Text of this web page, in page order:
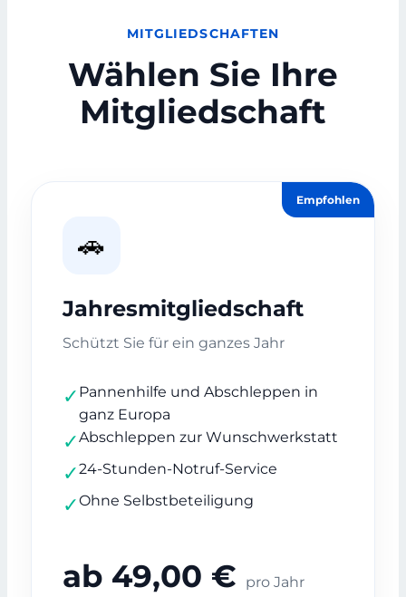
MITGLIEDSCHAFTEN
Wählen Sie Ihre
Mitgliedschaft
Empfohlen
🚗
Jahresmitgliedschaft
Schützt Sie für ein ganzes Jahr
✓ Pannenhilfe und Abschleppen in
ganz Europa
✓Abschleppen zur Wunschwerkstatt
✓24-Stunden-Notruf-Service
✓Ohne Selbstbeteiligung
ab 49,00 € pro Jahr